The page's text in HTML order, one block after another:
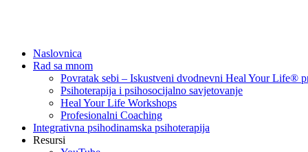
Naslovnica
Rad sa mnom
Povratak sebi – Iskustveni dvodnevni Heal Your Life®
Psihoterapija i psihosocijalno savjetovanje
Heal Your Life Workshops
Profesionalni Coaching
Integrativna psihodinamska psihoterapija
Resursi